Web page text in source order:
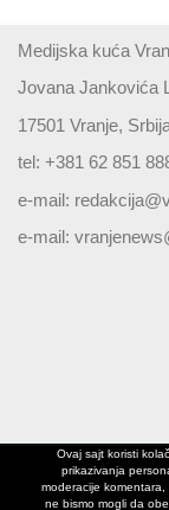
Medijska kuća
Jovana Jankovića
17501 Vranje,
tel: +381 62 851
e-mail:
e-mail:
Ovaj sajt koristi
prikazivanja
moderacije
ne bismo mogli da